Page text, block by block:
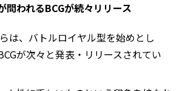
問われるBCGが続々リリース
は、バトルロイヤル型を始めとし
が次々と発表・リリースされてい